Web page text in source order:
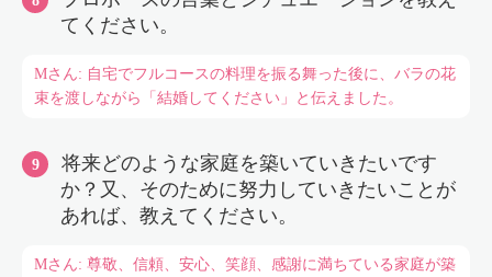
てください。
Mさん: 自宅でフルコースの料理を振る舞った後に、バラの花
束を渡しながら「結婚してください」と伝えました。
将来どのような家庭を築いていきたいです
か？又、そのために努力していきたいことが
あれば、教えてください。
Mさん: 尊敬、信頼、安心、笑顔、感謝に満ちている家庭が築